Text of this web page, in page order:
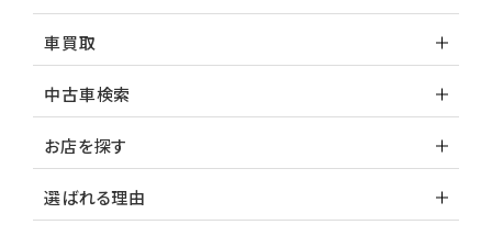
車買取
中古車検索
お店を探す
選ばれる理由